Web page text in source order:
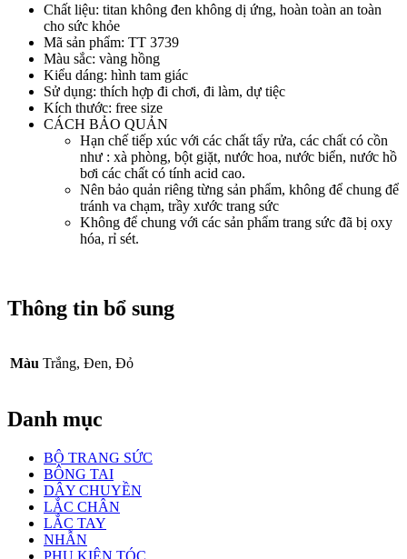
Chất liệu: titan không đen không dị ứng, hoàn toàn an toàn
cho sức khỏe
Mã sản phẩm: TT 3739
Màu sắc: vàng hồng
Kiểu dáng: hình tam giác
Sử dụng: thích hợp đi chơi, đi làm, dự tiệc
Kích thước: free size
CÁCH BẢO QUẢN
Hạn chế tiếp xúc với các chất tẩy rửa, các chất có cồn
như : xà phòng, bột giặt, nước hoa, nước biển, nước hồ
bơi các chất có tính acid cao.
Nên bảo quản riêng từng sản phẩm, không để chung để
tránh va chạm, trầy xước trang sức
Không để chung với các sản phẩm trang sức đã bị oxy
hóa, rỉ sét.
Thông tin bổ sung
Màu Trắng, Đen, Đỏ
Danh mục
BỘ TRANG SỨC
BÔNG TAI
DÂY CHUYỀN
LẮC CHÂN
LẮC TAY
NHẪN